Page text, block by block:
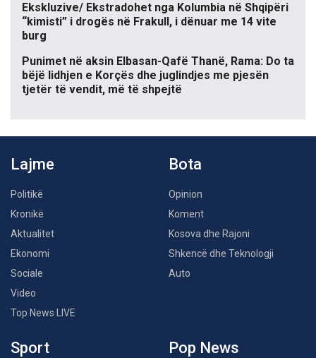
Ekskluzive/ Ekstradohet nga Kolumbia në Shqipëri
“kimisti” i drogës në Frakull, i dënuar me 14 vite
burg
Punimet në aksin Elbasan-Qafë Thanë, Rama: Do ta
bëjë lidhjen e Korçës dhe juglindjes me pjesën
tjetër të vendit, më të shpejtë
Lajme
Politikë
Kronikë
Aktualitet
Ekonomi
Sociale
Video
Top News LIVE
Bota
Opinion
Koment
Kosova dhe Rajoni
Shkencë dhe Teknologji
Auto
Sport Pop News